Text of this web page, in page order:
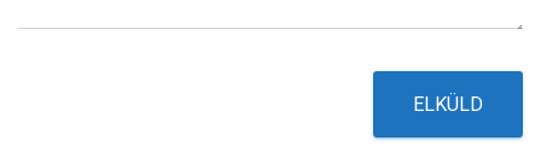
ELKÜLD